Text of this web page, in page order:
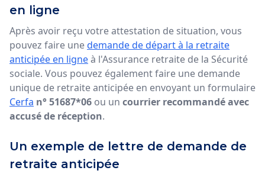
en ligne
Après avoir reçu votre attestation de situation, vous
pouvez faire unedemande de départ à la retraite
anticipée en ligneà l'Assurance retraite de la Sécurité
sociale. Vous pouvez égalementfaire une demande
unique de retraite anticipée en envoyant un formulaire
Cerfa n° 51687*06 ou un courrier recommandé avec
accusé de réception.
Un exemple de lettre de demande de
retraite anticipée